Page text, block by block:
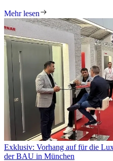
Mehr lesen
Exklusiv: Vorhang auf für die
der BAU in München